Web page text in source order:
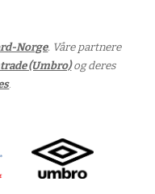
Norge. Våre partnere
(Umbro) og deres
.